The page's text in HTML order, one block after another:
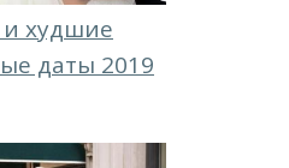
худшие
даты 2019